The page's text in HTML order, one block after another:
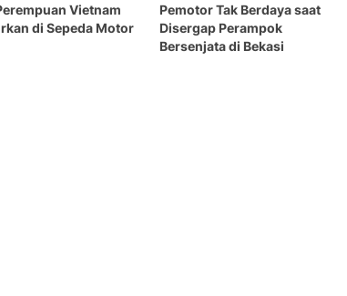
Vietnam
di Sepeda Motor
Pemotor Tak Berdaya saat
Disergap Perampok
Bersenjata di Bekasi